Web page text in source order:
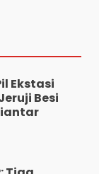
Ekstasi
Besi